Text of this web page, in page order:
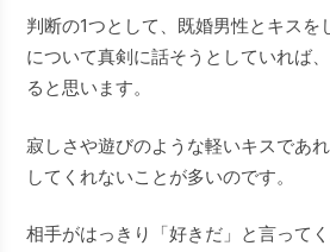
判断の1つとして、既婚男性とキスを
について真剣に話そうとしていれば
ると思います。
寂しさや遊びのような軽いキスであ
してくれないことが多いのです。
相手がはっきり「好きだ」と言って